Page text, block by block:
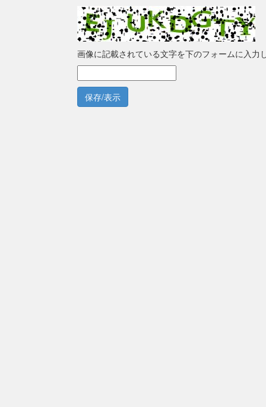
画像に記載されている文字を下のフォームに入力
保存/表示